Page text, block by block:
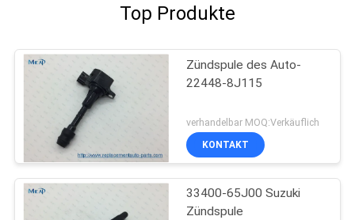
Top Produkte
Zündspule des Auto-
22448-8J115
verhandelbar MOQ:Verkäuflich
KONTAKT
33400-65J00 Suzuki
Zündspule